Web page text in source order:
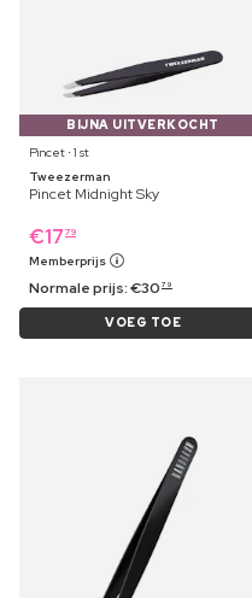
BIJNA UITVERKOCHT
Pincet ⋅ 1 st
Tweezerman
Pincet Midnight Sky
€17 79
Memberprijs
Normale prijs:€30 79
VOEG TOE